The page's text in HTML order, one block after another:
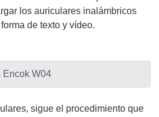
los auriculares inalámbricos
de texto y vídeo.
Encok W04
sigue el procedimiento que